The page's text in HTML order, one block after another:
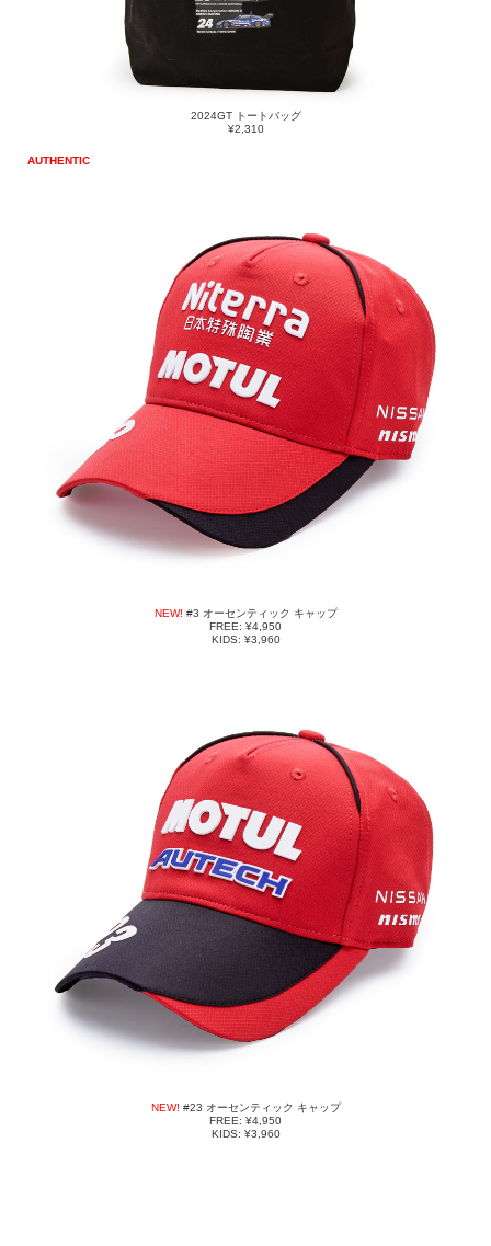
2024GT トートバッグ
¥2,310
AUTHENTIC
NEW! #3 オーセンティック キャップ
FREE: ¥4,950
KIDS: ¥3,960
NEW! #23 オーセンティック キャップ
FREE: ¥4,950
KIDS: ¥3,960